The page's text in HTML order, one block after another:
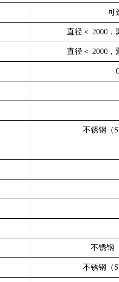
可
直径＜ 2000，
直径＜ 2000，
不锈钢（
不锈钢
不锈钢（